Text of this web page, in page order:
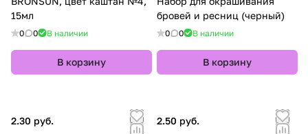
15мл
0 0 В наличии
В корзину
бровей и ресниц (черный)
0 0 В наличии
В корзину
2.30 руб.
2.50 руб.